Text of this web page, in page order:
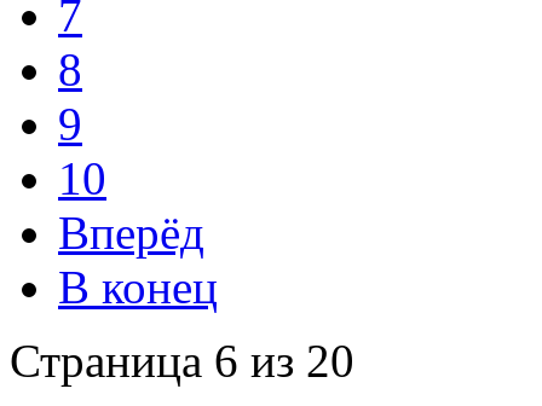
7
8
9
10
Вперёд
В конец
Страница 6 из 20